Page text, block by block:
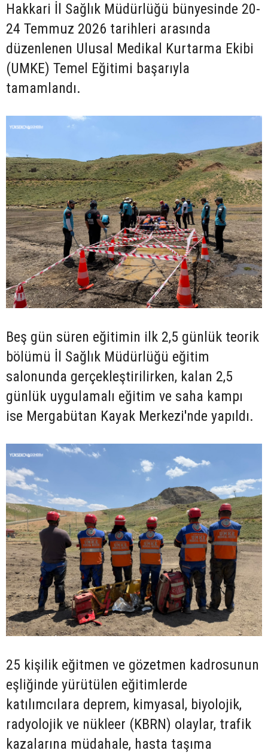
Hakkari İl Sağlık Müdürlüğü bünyesinde 20-
24 Temmuz 2026 tarihleri arasında
düzenlenen Ulusal Medikal Kurtarma Ekibi
(UMKE) Temel Eğitimi başarıyla
tamamlandı.
Beş gün süren eğitimin ilk 2,5 günlük teorik
bölümü İl Sağlık Müdürlüğü eğitim
salonunda gerçekleştirilirken, kalan 2,5
günlük uygulamalı eğitim ve saha kampı
ise Mergabütan Kayak Merkezi'nde yapıldı.
25 kişilik eğitmen ve gözetmen kadrosunun
eşliğinde yürütülen eğitimlerde
katılımcılara deprem, kimyasal, biyolojik,
radyolojik ve nükleer (KBRN) olaylar, trafik
kazalarına müdahale, hasta taşıma